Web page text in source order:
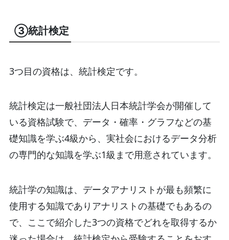
③統計検定
3つ目の資格は、統計検定です。
統計検定は一般社団法人日本統計学会が開催して
いる資格試験で、データ・確率・グラフなどの基
礎知識を学ぶ4級から、実社会におけるデータ分析
の専門的な知識を学ぶ1級まで用意されています。
統計学の知識は、データアナリストが最も頻繁に
使用する知識でありアナリストの基礎でもあるの
で、ここで紹介した3つの資格でどれを取得するか